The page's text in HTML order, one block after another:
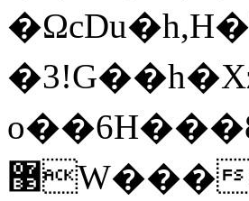
޳W����h���bǚшwu)�df�"��h0���t\